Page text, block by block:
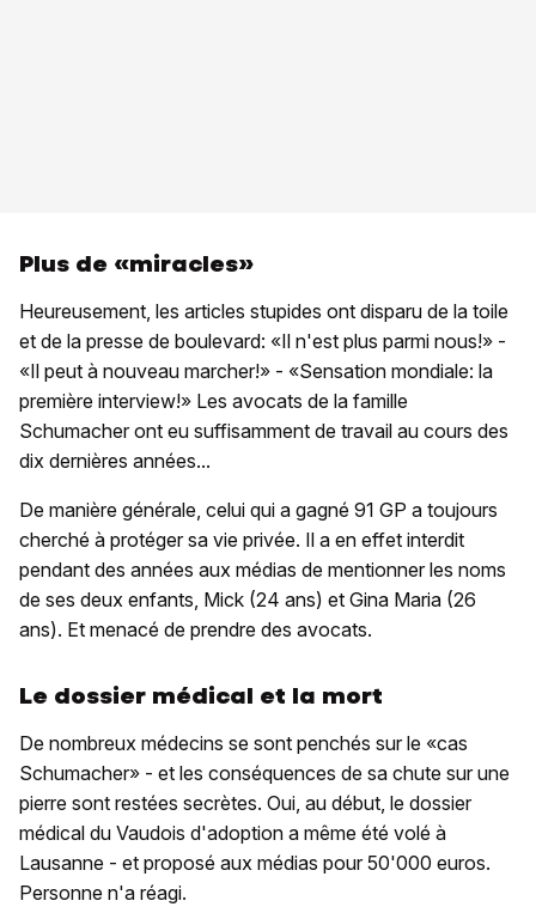
Plus de «miracles»
Heureusement, les articles stupides ont disparu de la toile
et de la presse de boulevard: «Il n'est plus parmi nous!» -
«Il peut à nouveau marcher!» - «Sensation mondiale: la
première interview!» Les avocats de la famille
Schumacher ont eu suffisamment de travail au cours des
dix dernières années...
De manière générale, celui qui a gagné 91 GP a toujours
cherché à protéger sa vie privée. Il a en effet interdit
pendant des années aux médias de mentionner les noms
de ses deux enfants, Mick (24 ans) et Gina Maria (26
ans). Et menacé de prendre des avocats.
Le dossier médical et la mort
De nombreux médecins se sont penchés sur le «cas
Schumacher» - et les conséquences de sa chute sur une
pierre sont restées secrètes. Oui, au début, le dossier
médical du Vaudois d'adoption a même été volé à
Lausanne - et proposé aux médias pour 50'000 euros.
Personne n'a réagi.